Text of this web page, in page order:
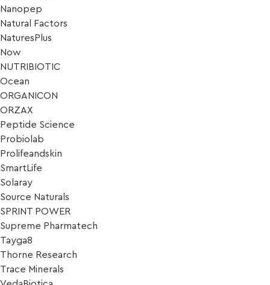
Nanopep
Natural Factors
NaturesPlus
Now
NUTRIBIOTIC
Ocean
ORGANICON
ORZAX
Peptide Science
Probiolab
Prolifeandskin
SmartLife
Solaray
Source Naturals
SPRINT POWER
Supreme Pharmatech
Tayga8
Thorne Research
Trace Minerals